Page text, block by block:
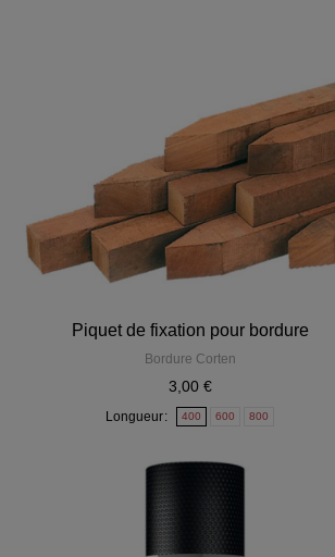
Piquet de fixation pour bordure
Bordure Corten
3,00 €
Longueur 400 600 800